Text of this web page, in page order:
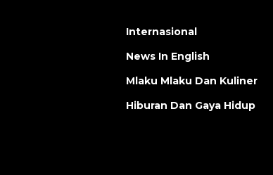
Internasional
News In English
Mlaku Mlaku Dan Kuliner
Hiburan Dan Gaya Hidup